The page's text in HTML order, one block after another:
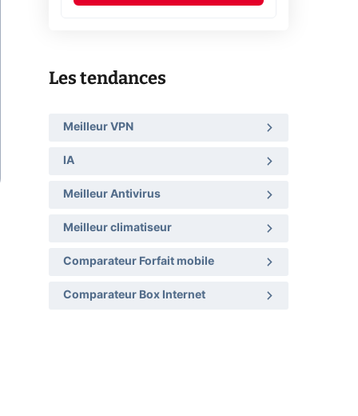
Les tendances
Meilleur VPN
IA
Meilleur Antivirus
Meilleur climatiseur
Comparateur Forfait mobile
Comparateur Box Internet